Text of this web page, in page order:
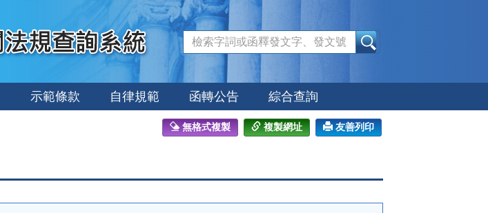
示範條款 自律規範 函轉公告 綜合查詢
無格式複製 複製網址 友善列印